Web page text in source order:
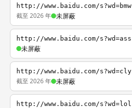
http://www.baidu.com/s?wd=bmw
截至 2026 年 未屏蔽
http://www.baidu.com/s?wd=ass
未屏蔽
http://www.baidu.com/s?wd=cly
截至 2026 年 未屏蔽
http://www.baidu.com/s?wd=lol